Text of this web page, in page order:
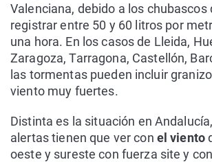
Valenciana, debido a los chubascos
registrar entre 50 y 60 litros por
una hora. En los casos de Lleida,
Zaragoza, Tarragona, Castellón,
las tormentas pueden incluir
viento muy fuertes.
Distinta es la situación en
alertas tienen que ver con el viento
oeste y sureste con fuerza site y